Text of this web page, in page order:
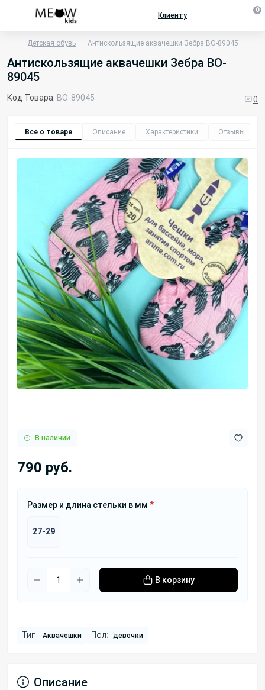
Клиенту
0
Детская обувь Антискользящие аквачешки Зебра BO-89045
Антискользящие аквачешки Зебра BO-
89045
Код Товара: BO-89045 0
Все о товаре Описание Характеристики Отзывы
В наличии
790 руб.
Размер и длина стельки в мм *
27-29
В корзину
Тип: Аквачешки Пол: девочки
Описание